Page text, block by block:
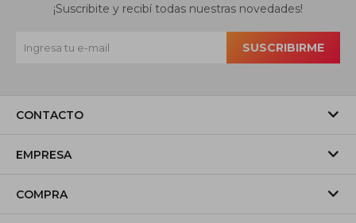
CONTACTO
EMPRESA
COMPRA
¡Suscribite y recibí todas nuestras novedades!
SUSCRIBIRME